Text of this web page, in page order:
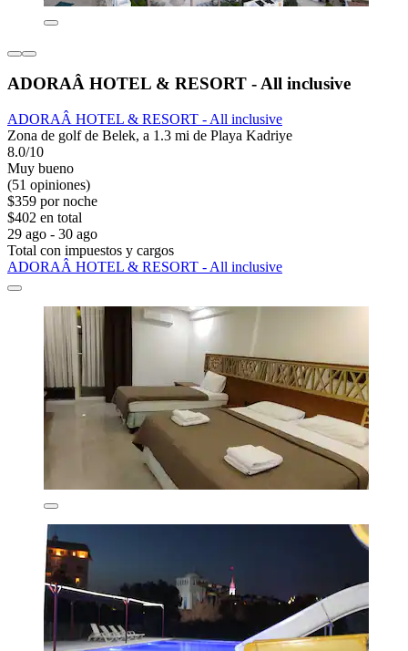
ADORAÂ HOTEL & RESORT - All inclusive
ADORAÂ HOTEL & RESORT - All inclusive
Zona de golf de Belek, a 1.3 mi de Playa Kadriye
8.0/10
Muy bueno
(51 opiniones)
$359 por noche
$402 en total
29 ago - 30 ago
Total con impuestos y cargos
ADORAÂ HOTEL & RESORT - All inclusive